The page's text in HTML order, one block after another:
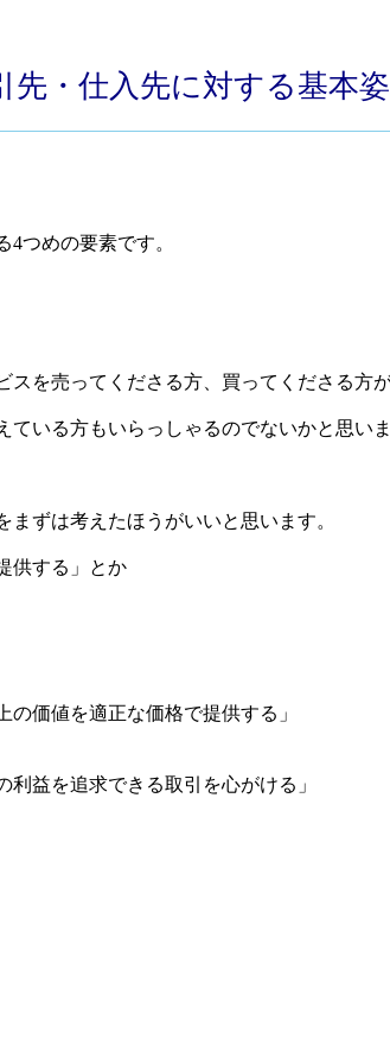
先・仕入先に対する基本
つめの要素です。
を売ってくださる方、買ってくださる方
いる方もいらっしゃるのでないかと思いま
ずは考えたほうがいいと思います。
供する」とか
価値を適正な価格で提供する」
益を追求できる取引を心がける」